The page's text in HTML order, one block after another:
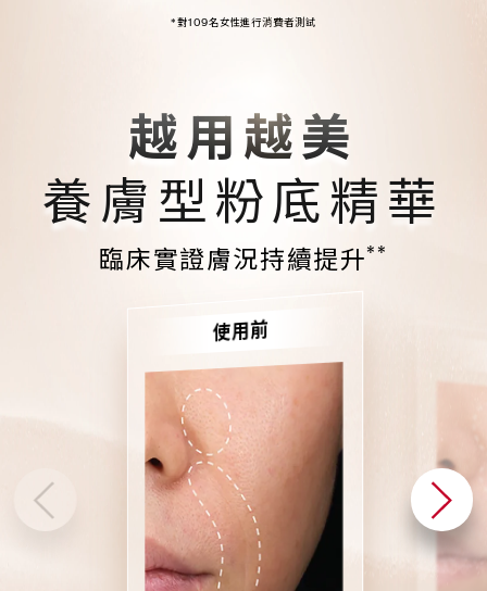
19
2
1
0
9
2
1
0
9
5
8
7
6
3
2
7
6
5
4
3
2
1
0
2
1
0
9
8
7
6
5
*對109名女性進行消費者測試
越用越美
養膚型粉底精華
臨床實證膚況持續提升**
使用前